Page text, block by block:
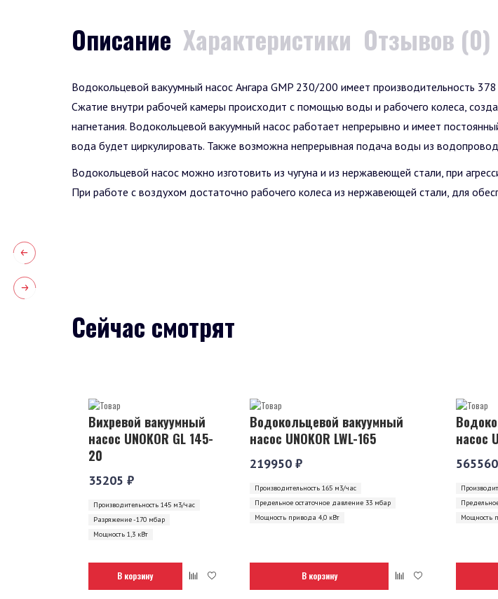
Описание Характеристики Отзывов (0)
Водокольцевой вакуумный насос Ангара GMP 230/200 имеет производительность
Сжатие внутри рабочей камеры происходит с помощью воды и рабочего колеса,
нагнетания. Водокольцевой вакуумный насос работает непрерывно и имеет
вода будет циркулировать. Также возможна непрерывная подача воды из
Водокольцевой насос можно изготовить из чугуна и из нержавеющей стали, при
При работе с воздухом достаточно рабочего колеса из нержавеющей стали, для
Сейчас смотрят
Вихревой вакуумный
насос UNOKOR GL 145-
20
35205 ₽
Производительность 145 м3/час
Разряжение -170 мбар
Мощность 1,3 кВт
В корзину
Водокольцевой вакуумный
насос UNOKOR LWL-165
219950 ₽
Производительность 165 м3/час
Предельное остаточное давление 33 мбар
Мощность привода 4,0 кВт
В корзину
насос
Мощность